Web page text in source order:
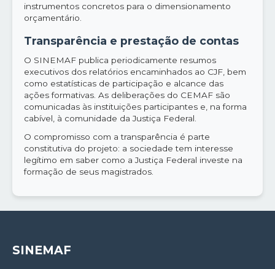
instrumentos concretos para o dimensionamento
orçamentário.
Transparência e prestação de contas
O SINEMAF publica periodicamente resumos
executivos dos relatórios encaminhados ao CJF, bem
como estatísticas de participação e alcance das
ações formativas. As deliberações do CEMAF são
comunicadas às instituições participantes e, na forma
cabível, à comunidade da Justiça Federal.
O compromisso com a transparência é parte
constitutiva do projeto: a sociedade tem interesse
legítimo em saber como a Justiça Federal investe na
formação de seus magistrados.
SINEMAF